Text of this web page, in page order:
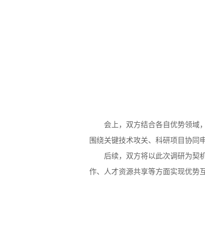
会上，双方结合各自优势领域
围绕关键技术攻关、科研项目协同
后续，双方将以此次调研为契
作、人才资源共享等方面实现优势